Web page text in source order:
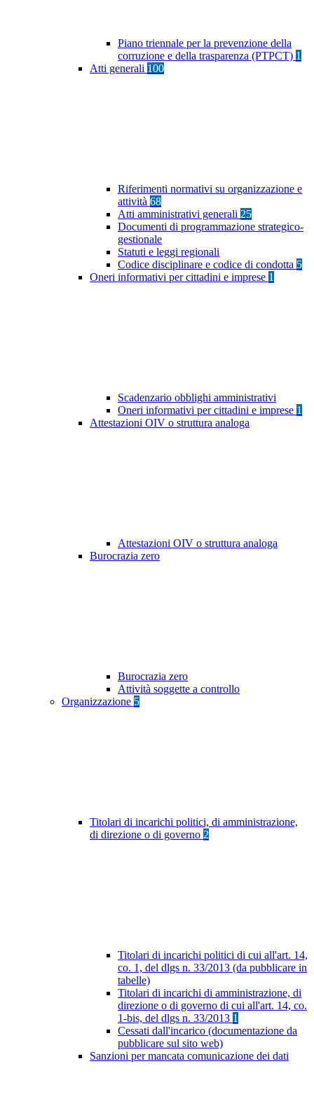
Piano triennale per la prevenzione della
corruzione e della trasparenza (PTPCT) 1
Atti generali 100
Riferimenti normativi su organizzazione e
attività 68
Atti amministrativi generali 25
Documenti di programmazione strategico-
gestionale
Statuti e leggi regionali
Codice disciplinare e codice di condotta 5
Oneri informativi per cittadini e imprese 1
Scadenzario obblighi amministrativi
Oneri informativi per cittadini e imprese 1
Attestazioni OIV o struttura analoga
Attestazioni OIV o struttura analoga
Burocrazia zero
Burocrazia zero
Attività soggette a controllo
Organizzazione 5
Titolari di incarichi politici, di amministrazione,
di direzione o di governo 2
Titolari di incarichi politici di cui all'art. 14,
co. 1, del dlgs n. 33/2013 (da pubblicare in
tabelle)
Titolari di incarichi di amministrazione, di
direzione o di governo di cui all'art. 14, co.
1-bis, del dlgs n. 33/2013 1
Cessati dall'incarico (documentazione da
pubblicare sul sito web)
Sanzioni per mancata comunicazione dei dati